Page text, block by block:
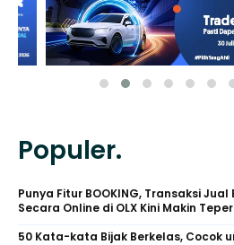
Populer.
Punya Fitur BOOKING, Transaksi Jual
Secara Online di OLX Kini Makin
50 Kata-kata Bijak Berkelas, Cocok